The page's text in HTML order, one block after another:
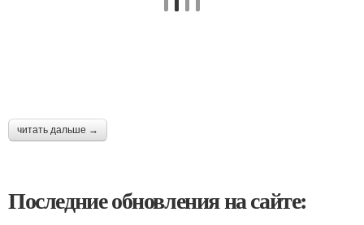
читать дальше →
Последние обновления на сайте: